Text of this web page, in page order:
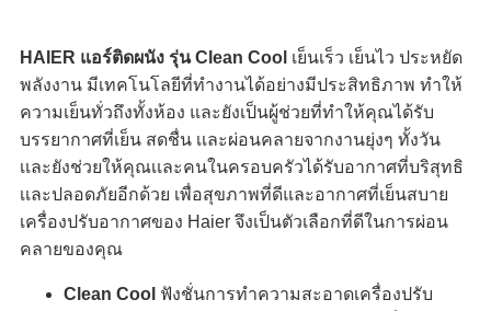
HAIER แอร์ติดผนัง รุ่นClean Cool เย็นเร็ว เย็นไว ประหยัด
พลังงาน มีเทคโนโลยีที่ทำงานได้อย่างมีประสิทธิภาพ ทำให้
ความเย็นทั่วถึงทั้งห้อง และยังเป็นผู้ช่วยที่ทำให้คุณได้รับ
บรรยากาศที่เย็น สดชื่น เเละผ่อนคลายจากงานยุ่งๆ ทั้งวัน
เเละยังช่วยให้คุณเเละคนในครอบครัวได้รับอากาศที่บริสุทธิ
เเละปลอดภัยอีกด้วย เพื่อสุขภาพที่ดีและอากาศที่เย็นสบาย
เครื่องปรับอากาศของ Haier จึงเป็นตัวเลือกที่ดีในการผ่อน
คลายของคุณ
Clean Cool ฟังชั่นการทำความสะอาดเครื่องปรับ